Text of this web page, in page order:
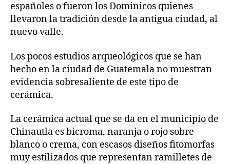
españoles o fueron los Dominicos quienes
llevaron la tradición desde la antigua ciudad, al
nuevo valle.
Los pocos estudios arqueológicos que se han
hecho en la ciudad de Guatemala no muestran
evidencia sobresaliente de este tipo de
cerámica.
La cerámica actual que se da en el municipio de
Chinautla es bicroma, naranja o rojo sobre
blanco o crema, con escasos diseños fitomorfas
muy estilizados que representan ramilletes de